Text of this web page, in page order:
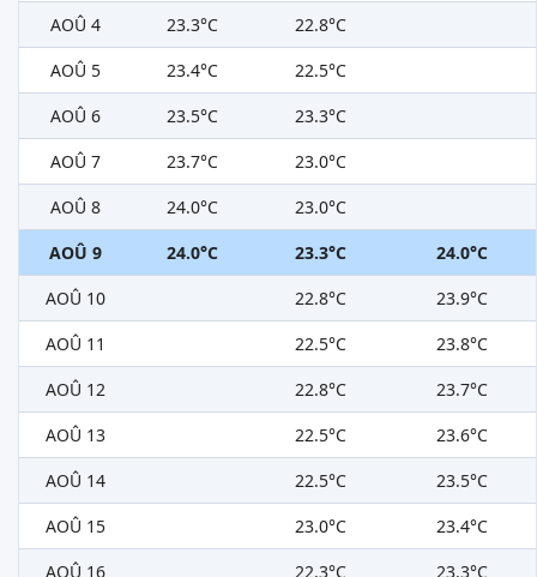
AOÛ 4
23.3°C
22.8°C
AOÛ 5
23.4°C
22.5°C
AOÛ 6
23.5°C
23.3°C
AOÛ 7
23.7°C
23.0°C
AOÛ 8
24.0°C
23.0°C
AOÛ 9
24.0°C 23.3°C
24.0°C
AOÛ 10
22.8°C
23.9°C
AOÛ 11
22.5°C
23.8°C
AOÛ 12
22.8°C
23.7°C
AOÛ 13
22.5°C
23.6°C
AOÛ 14
22.5°C
23.5°C
AOÛ 15
23.0°C
23.4°C
AOÛ 16
22.3°C 23.3°C